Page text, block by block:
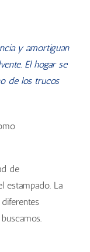
y amortiguan
El hogar se
de los trucos
de
estampado. La